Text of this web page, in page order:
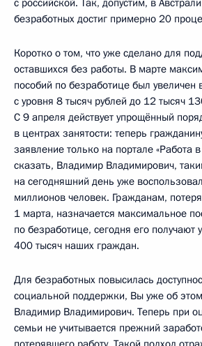
с российской. Так, допустим, в
безработных достиг примерно 20
Коротко о том, что уже сделано для
оставшихся без работы. В марте
пособий по безработице был увеличен
с уровня 8 тысяч рублей до 12 тысяч
С 9 апреля действует упрощённый
в центрах занятости: теперь
заявление только на портале «Работа
сказать, Владимир Владимирович,
на сегодняшний день уже
миллионов человек. Гражданам,
1 марта, назначается максимальное
по безработице, сегодня его
400 тысяч наших граждан.
Для безработных повысилась
социальной поддержки, Вы уже об
Владимир Владимирович. Теперь при
семьи не учитывается прежний